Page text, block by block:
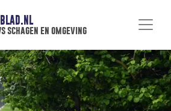
en omgeving